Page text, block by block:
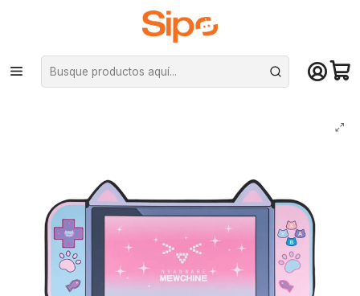
¡Compra hasta mediodía y recibe hoy! De lunes a sábado en el gran
Santiago. Envío gratis desde $29.990
Inicio Computación y Gamers Mouse Pad
Set Mouse Pad + Reposa Muñecas Acolchada Newchine Gatito